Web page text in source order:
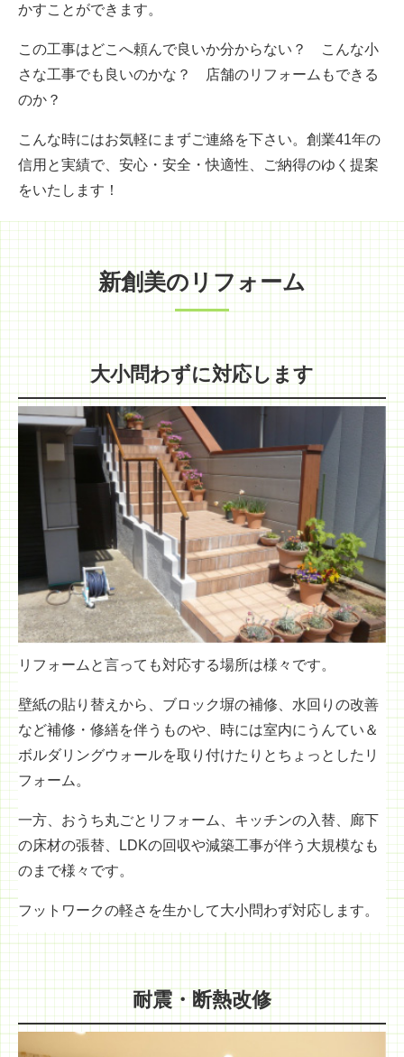
かすことができます。
この工事はどこへ頼んで良いか分からない？ こんな小
さな工事でも良いのかな？ 店舗のリフォームもできる
のか？
こんな時にはお気軽にまずご連絡を下さい。創業41年の
信用と実績で、安心・安全・快適性、ご納得のゆく提案
をいたします！
新創美のリフォーム
大小問わずに対応します
リフォームと言っても対応する場所は様々です。
壁紙の貼り替えから、ブロック塀の補修、水回りの改善
など補修・修繕を伴うものや、時には室内にうんてい＆
ボルダリングウォールを取り付けたりとちょっとしたリ
フォーム。
一方、おうち丸ごとリフォーム、キッチンの入替、廊下
の床材の張替、LDKの回収や減築工事が伴う大規模なも
のまで様々です。
フットワークの軽さを生かして大小問わず対応します。
耐震・断熱改修